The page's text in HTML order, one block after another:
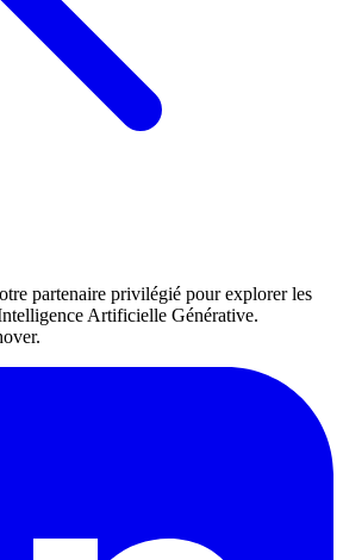
partenaire privilégié pour explorer les
Artificielle Générative.